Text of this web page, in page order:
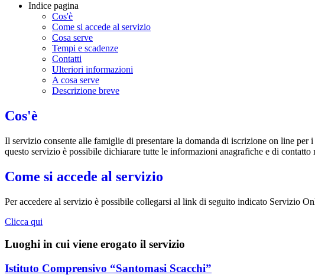
Indice pagina
Cos'è
Come si accede al servizio
Cosa serve
Tempi e scadenze
Contatti
Ulteriori informazioni
A cosa serve
Descrizione breve
Cos'è
Il servizio consente alle famiglie di presentare la domanda di iscrizione on line
questo servizio è possibile dichiarare tutte le informazioni anagrafiche e di
Come si accede al servizio
Per accedere al servizio è possibile collegarsi al link di seguito indicato Servizio
Clicca qui
Luoghi in cui viene erogato il servizio
Istituto Comprensivo “Santomasi Scacchi”